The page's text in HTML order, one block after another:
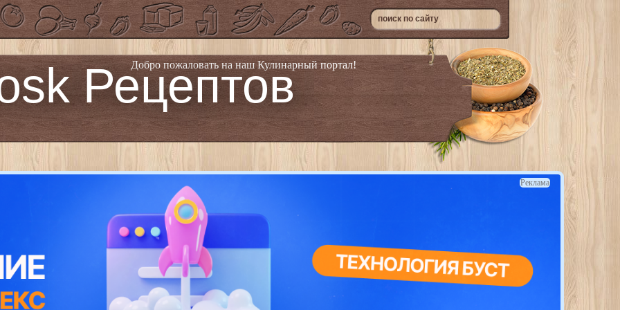
Добро пожаловать на наш Кулинарный портал!
Рецептов
Реклама